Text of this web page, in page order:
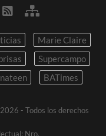
Marie Claire
Supercampo
BATimes
- Todos los derechos
Nro.